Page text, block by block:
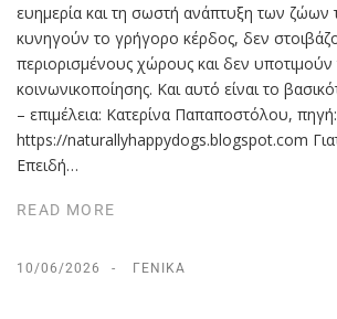
ευημερία και τη σωστή ανάπτυξη των ζώων
κυνηγούν το γρήγορο κέρδος, δεν
περιορισμένους χώρους και δεν υποτιμούν
κοινωνικοποίησης. Και αυτό είναι το
– επιμέλεια: Κατερίνα Παπαποστόλου, πηγή:
https://naturallyhappydogs.blogspot.com
Επειδή…
READ MORE
10/06/2026 ΓΕΝΙΚΆ